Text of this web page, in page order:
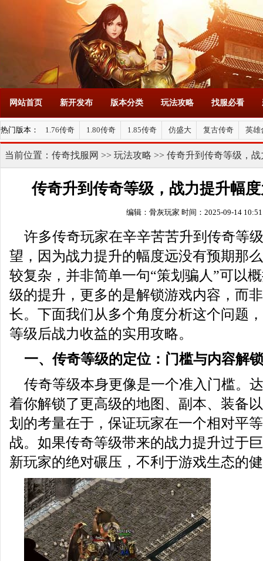
网站首页 新开发布 版本分类 玩法攻略 找服必看
热门版本： 1.76传奇 1.80传奇 1.85传奇 仿盛大 复古传奇 英雄
当前位置： 传奇找服网 >> 玩法攻略 >> 传奇升到传奇等级，
传奇升到传奇等级，战力提升幅
编辑：骨灰玩家 时间：2025-09-14
许多传奇玩家在辛辛苦苦升到传奇等
望，因为战力提升的幅度远没有预期那
较复杂，并非简单一句“策划骗人”可以
级的提升，更多的是解锁游戏内容，而
长。下面我们从多个角度分析这个问题
等级后战力收益的实用攻略。
一、传奇等级的定位：门槛与内容解锁
传奇等级本身更像是一个准入门槛。
着你解锁了更高级的地图、副本、装备
划的考量在于，保证玩家在一个相对平
战。如果传奇等级带来的战力提升过于
新玩家的绝对碾压，不利于游戏生态的